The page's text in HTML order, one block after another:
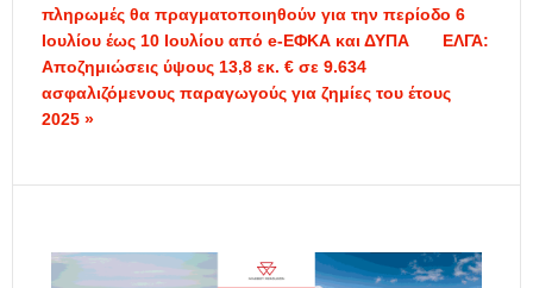
πληρωμές θα πραγματοποιηθούν για την περίοδο 6
Ιουλίου έως 10 Ιουλίου από e-ΕΦΚΑ και ΔΥΠΑ
ΕΛΓΑ:
Αποζημιώσεις ύψους 13,8 εκ. € σε 9.634
ασφαλιζόμενους παραγωγούς για ζημίες του έτους
2025 »